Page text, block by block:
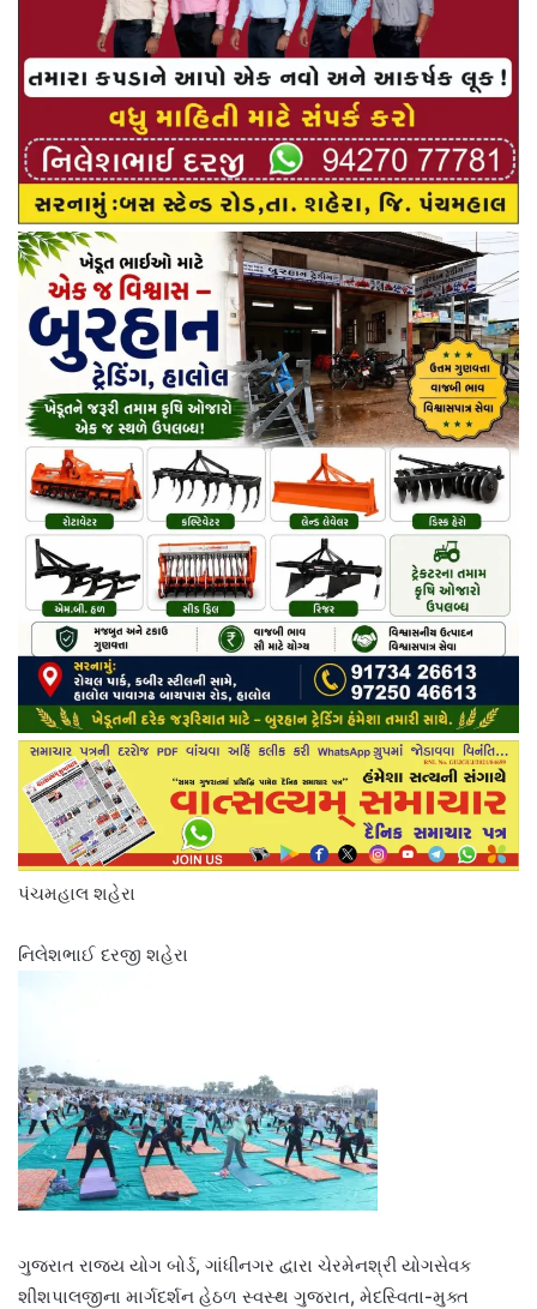
પંચમહાલ શહેરા
નિલેશભાઈ દરજી શહેરા
ગુજરાત રાજ્ય યોગ બોર્ડ, ગાંધીનગર દ્વારા ચેરમેનશ્રી યોગસેવક
શીશપાલજીના માર્ગદર્શન હેઠળ સ્વસ્થ ગુજરાત, મેદસ્વિતા-મુક્ત